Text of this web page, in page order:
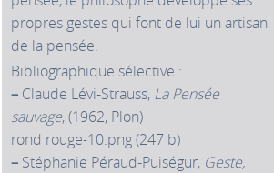
propres gestes qui font de lui un artisan
de la pensée.
Bibliographique sélective :
– Claude Lévi-Strauss, La Pensée
sauvage, (1962, Plon)
rond rouge-10.png (247 b)
– Stéphanie Péraud-Puiségur, Geste,